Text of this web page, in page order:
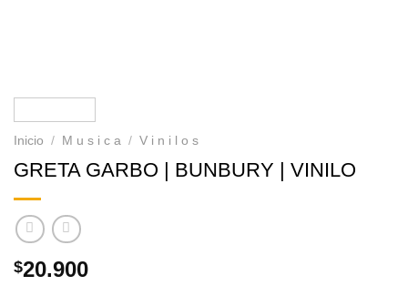
Inicio / M u s i c a / V i n i l o s
GRETA GARBO | BUNBURY | VINILO
$20.900